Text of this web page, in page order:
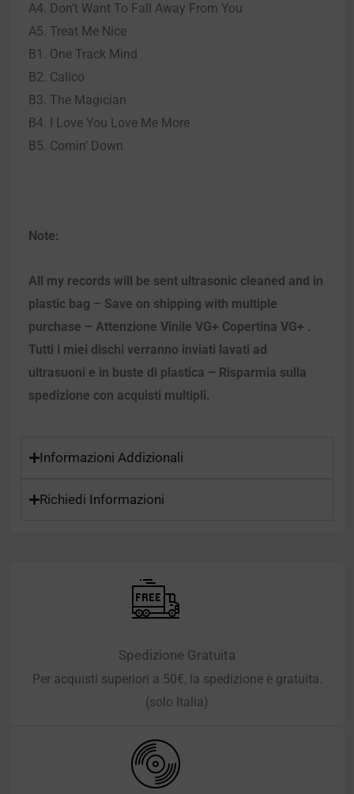
A4. Don’t Want To Fall Away From You
A5. Treat Me Nice
B1. One Track Mind
B2. Calico
B3. The Magician
B4. I Love You Love Me More
B5. Comin’ Down
Note:
All my records will be sent ultrasonic cleaned and in
plastic bag – Save on shipping with multiple
purchase – Attenzione Vinile VG+ Copertina VG+ .
Tutti i miei dischi verranno inviati lavati ad
ultrasuoni e in buste di plastica – Risparmia sulla
spedizione con acquisti multipli.
Informazioni Addizionali
Richiedi Informazioni
Spedizione Gratuita
Per acquisti superiori a 50€, la spedizione è gratuita.
(solo Italia)